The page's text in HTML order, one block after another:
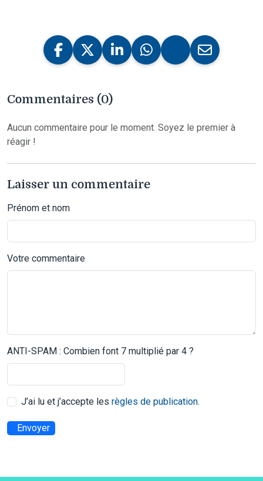
Commentaires (0)
Aucun commentaire pour le moment. Soyez le premier à
réagir !
Laisser un commentaire
Prénom et nom
Votre commentaire
ANTI-SPAM : Combien font 7 multiplié par 4 ?
J’ai lu et j’accepte les règles de publication.
Envoyer